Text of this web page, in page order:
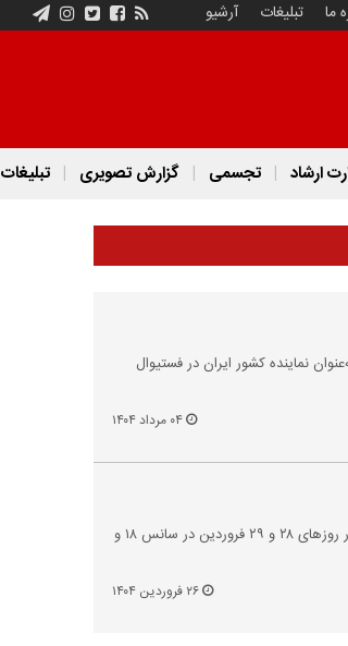
ما تبلیغات آرشیو
ارشاد تجسمی گزارش تصویری تبلیغات
نماینده کشور ایران در فستیوال
۰۴ مرداد ۱۴۰۴
نمایش «منگی» به نویسندگی و کارگردانی محمدامین سعدی در روزهای ۲۸ و ۲۹ فروردین در سانس ۱۸ و
۲۶ فروردین ۱۴۰۴